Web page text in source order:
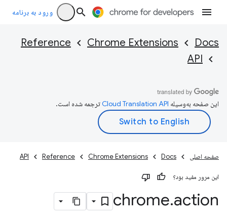
ورود به برنامه
Docs
Chrome Extensions
Reference
API
این صفحه به‌وسیله ترجمه شده است.
صفحه اصلی Docs
Chrome Extensions
Reference
API
این مرور مفید بود؟
chrome.action